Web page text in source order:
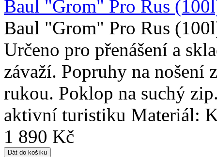
Baul "Grom" Pro Rus
Baul "Grom" Pro Rus
Určeno pro přenášení a
závaží. Popruhy na nošení
rukou. Poklop na suchý
aktivní turistiku Materiál:
1 890 Kč